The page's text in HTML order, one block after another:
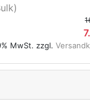
MwSt. zzgl.